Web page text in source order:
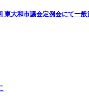
大和市議会定例会にて一般